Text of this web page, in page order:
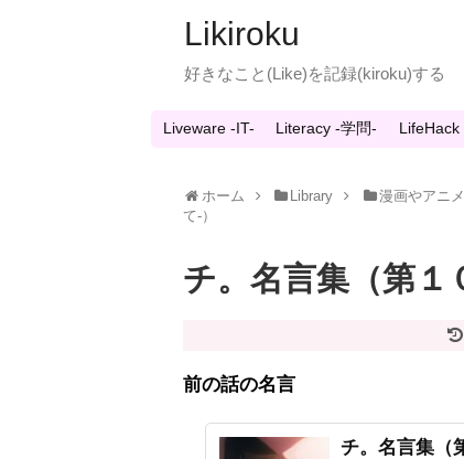
Likiroku
好きなこと(Like)を記録(kiroku)する
Liveware -IT- Literacy -学問- LifeHack
ホーム Library 漫画やアニメ
て-）
チ。名言集（第１
前の話の名言
チ。名言集（